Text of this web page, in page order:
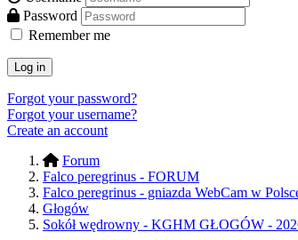
Password
Remember me
Log in
Forgot your password?
Forgot your username?
Create an account
Forum
Falco peregrinus - FORUM
Falco peregrinus - gniazda WebCam w
Głogów
Sokół wędrowny - KGHM GŁOGÓW -